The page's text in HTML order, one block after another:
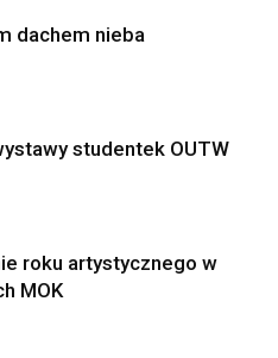
dachem nieba
studentek OUTW
roku artystycznego w
MOK